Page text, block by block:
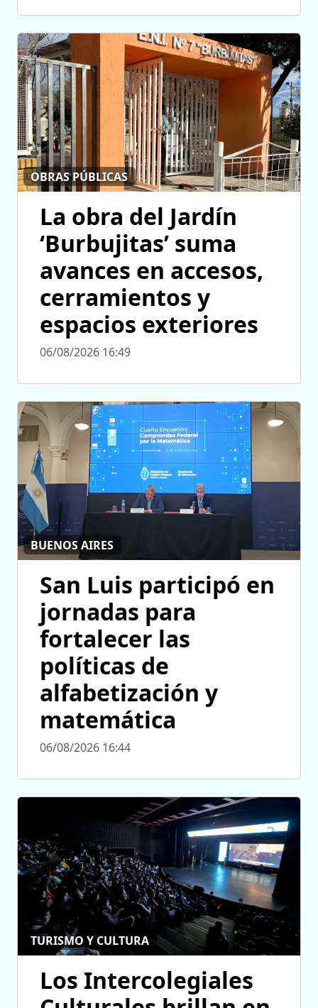
OBRAS PÚBLICAS
La obra del Jardín
‘Burbujitas’ suma
avances en accesos,
cerramientos y
espacios exteriores
06/08/2026 16:49
BUENOS AIRES
San Luis participó en
jornadas para
fortalecer las
políticas de
alfabetización y
matemática
06/08/2026 16:44
TURISMO Y CULTURA
Los Intercolegiales